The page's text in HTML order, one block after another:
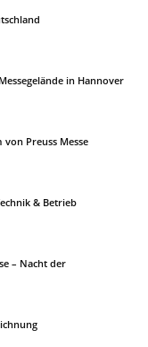
in Hannover
Preuss Messe
& Betrieb
– Nacht der